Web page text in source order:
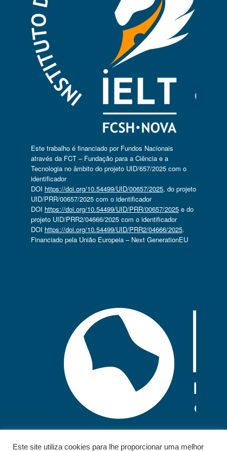
Este trabalho é financiado por Fundos Nacionais
através da FCT – Fundação para a Ciência e a
Tecnologia no âmbito do projeto UID/657/2025 com o
identificador
DOI https://doi.org/10.54499/UID/00657/2025, do projeto
UID/PRR/00657/2025 com o identificador
DOI https://doi.org/10.54499/UID/PRR/00657/2025e do
projeto UID/PRR2/04666/2025 com o identificador
DOI https://doi.org/10.54499/UID/PRR2/04666/2025.
Financiado pela União Europeia – Next GenerationEU
Este site utiliza cookies para lhe proporcionar uma melhor